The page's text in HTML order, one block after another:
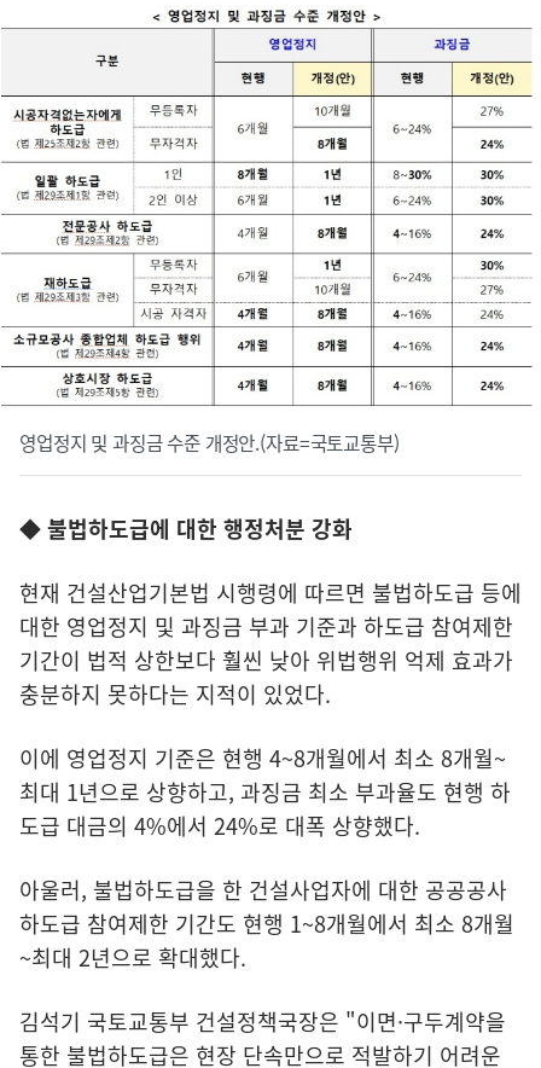
영업정지 및 과징금 수준 개정안.(자료=국토교통부)
◆ 불법하도급에 대한 행정처분 강화
현재 건설산업기본법 시행령에 따르면 불법하도급 등에
대한 영업정지 및 과징금 부과 기준과 하도급 참여제한
기간이 법적 상한보다 훨씬 낮아 위법행위 억제 효과가
충분하지 못하다는 지적이 있었다.
이에 영업정지 기준은 현행 4~8개월에서 최소 8개월~
최대 1년으로 상향하고, 과징금 최소 부과율도 현행 하
도급 대금의 4%에서 24%로 대폭 상향했다.
아울러, 불법하도급을 한 건설사업자에 대한 공공공사
하도급 참여제한 기간도 현행 1~8개월에서 최소 8개월
~최대 2년으로 확대했다.
김석기 국토교통부 건설정책국장은 "이면·구두계약을
통한 불법하도급은 현장 단속만으로 적발하기 어려운